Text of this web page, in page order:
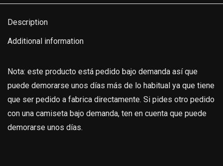
Description
Additional information
Nota: este producto está pedido bajo demanda así que
puede demorarse unos días más de lo habitual ya que tiene
que ser pedido a fabrica directamente. Si pides otro pedido
con una camiseta bajo demanda, ten en cuenta que puede
demorarse unos días.